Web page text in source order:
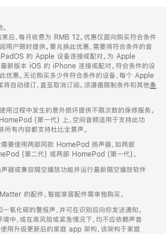
后，每月收费为 RMB 12。优惠仅面向购买符合条件
户限时提供。要兑换此优惠，需要将符合条件的音
的 Apple 设备连接或配对。为 Apple
新版本 iOS 的 iPhone 连接或配对。符合条件的设
优惠。无论购买多少件符合条件的设备，每个 Apple
自动续订，直至取消订阅。须遵循限制条件和其他条
过程中发生的意外损坏提供不限次数的保修服务。
(第一代) 上，空间音频适用于支持此功
有内容都支持杜比全景声。
要使用两部同款 HomePod 扬声器，如两部
(第二代) 或两部 HomePod (第一代)。
器或兼容隔空播放功能并运行最新隔空播放软件
的配件。智能家居配件需单独购买。
氧化碳的警报声，并可在识别后向你发送通知。
中，或在高风险或紧急情况下，均不应依赖声音
用升级更新后的家庭 app 架构，该架构于家庭